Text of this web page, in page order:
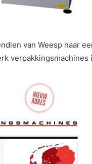
van Weesp naar
verpakkingsmachines